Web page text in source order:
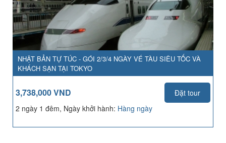
NHẬT BẢN TỰ TÚC - GÓI 2/3/4 NGÀY VÉ TÀU SIÊU TỐC VÀ
KHÁCH SẠN TẠI TOKYO
3,738,000 VND
Đặt tour
2 ngày 1 đêm, Ngày khởi hành: Hàng ngày